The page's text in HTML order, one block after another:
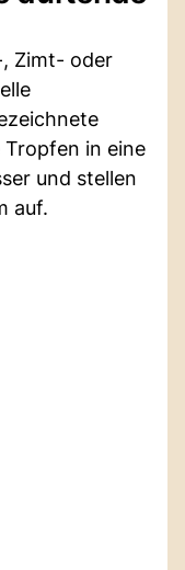
, Zimt- oder
Tropfen in eine
und stellen
auf.